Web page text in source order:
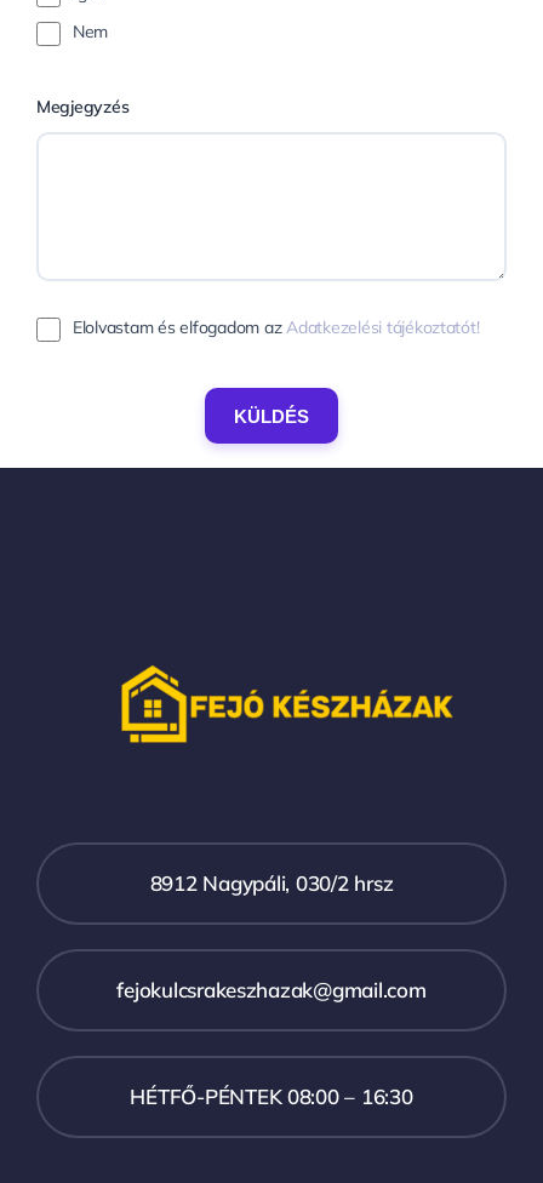
Nem
Megjegyzés
Elolvastam és elfogadom azAdatkezelési tájékoztatót!
KÜLDÉS
8912 Nagypáli, 030/2 hrsz
fejokulcsrakeszhazak@gmail.com
HÉTFŐ-PÉNTEK 08:00 – 16:30